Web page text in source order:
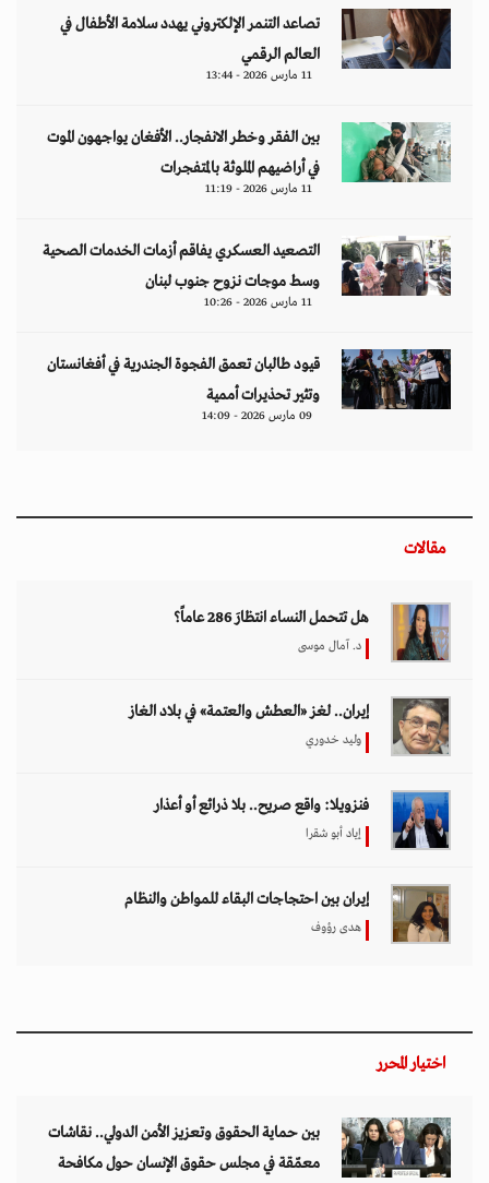
تصاعد التنمر الإلكتروني يهدد سلامة الأطفال في
العالم الرقمي
11 مارس 2026 - 13:44
بين الفقر وخطر الانفجار.. الأفغان يواجهون الموت
في أراضيهم الملوثة بالمتفجرات
11 مارس 2026 - 11:19
التصعيد العسكري يفاقم أزمات الخدمات الصحية
وسط موجات نزوح جنوب لبنان
11 مارس 2026 - 10:26
قيود طالبان تعمق الفجوة الجندرية في أفغانستان
وتثير تحذيرات أممية
09 مارس 2026 - 14:09
مقالات
هل تتحمل النساء انتظارَ 286 عاماً؟
د. آمال موسى
إيران.. لغز «العطش والعتمة» في بلاد الغاز
وليد خدوري
فنزويلا: واقع صريح.. بلا ذرائع أو أعذار
إياد أبو شقرا
إيران بين احتجاجات البقاء للمواطن والنظام
هدى رؤوف
اختيار المحرر
بين حماية الحقوق وتعزيز الأمن الدولي.. نقاشات
معمّقة في مجلس حقوق الإنسان حول مكافحة